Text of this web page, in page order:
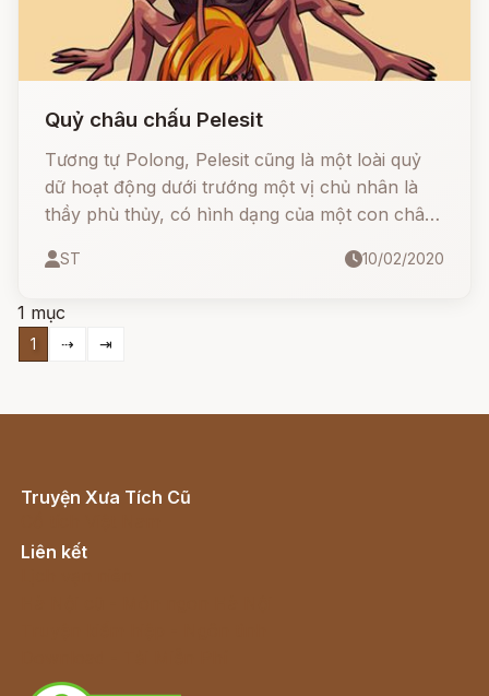
Quỷ châu chấu Pelesit
Tương tự Polong, Pelesit cũng là một loài quỷ
dữ hoạt động dưới trướng một vị chủ nhân là
thầy phù thủy, có hình dạng của một con châu
ST 10/02/2020
1 mục
1 ⇢ ⇥
Truyện Xưa Tích Cũ
Liên kết